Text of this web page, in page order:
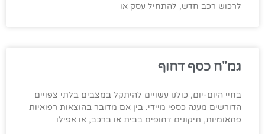
לרכוש רכב חדש, להתחיל עסק או
גמ"ח כסף דחוף
בחיי היום-יום, כולנו עשויים להיתקל במצבים בלתי צפויים
הדורשים מענה כספי מיידי. בין אם מדובר בהוצאות רפואיות
פתאומיות, תיקונים דחופים בבית או ברכב, או אפילו